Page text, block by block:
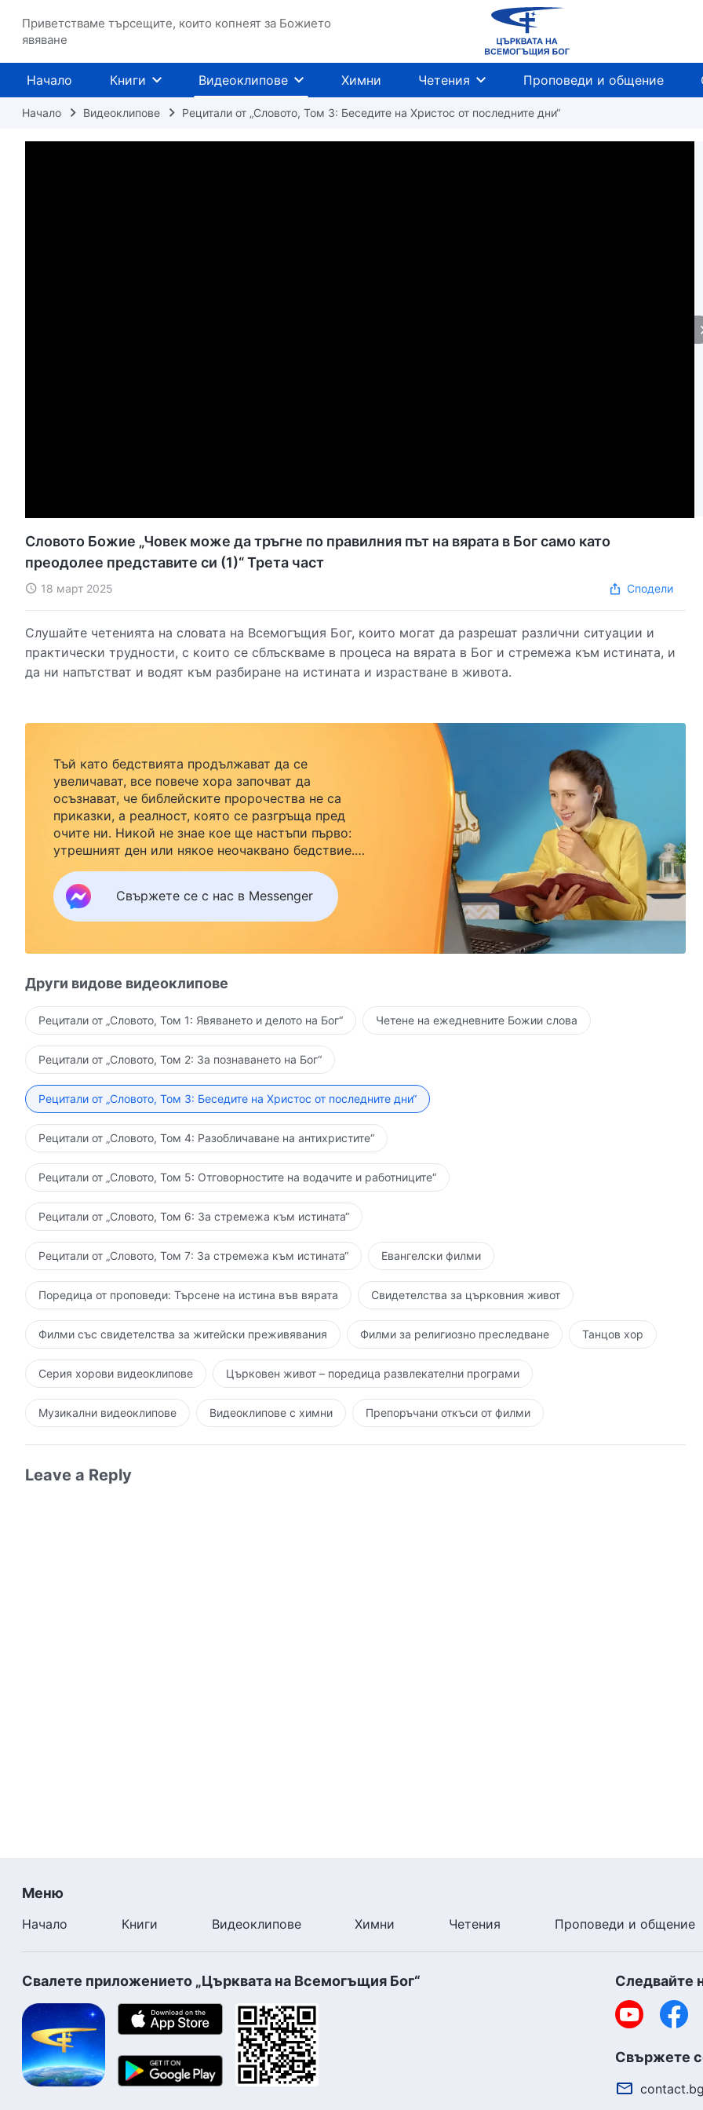
Приветстваме търсещите, които копнеят за Божието
явяване
Начало Книги Видеоклипове Химни Четения Проповеди и общение
Начало Видеоклипове Рецитали от „Словото, Том 3: Беседите на Христос от последните дни“
Словото Божие „Човек може да тръгне по правилния път на вярата в Бог само като
преодолее представите си (1)“ Трета част
18 март 2025 Сподели
Слушайте четенията на словата на Всемогъщия Бог, които могат да разрешат различни ситуации и
практически трудности, с които се сблъскваме в процеса на вярата в Бог и стремежа към истината, и
да ни напътстват и водят към разбиране на истината и израстване в живота.
Тъй като бедствията продължават да се
увеличават, все повече хора започват да
осъзнават, че библейските пророчества не са
приказки, а реалност, която се разгръща пред
очите ни. Никой не знае кое ще настъпи първо:
утрешният ден или някое неочаквано бедствие.
Господ със семейството си и да намерите
безопасност под Божията закрила, кликнете
върху Messenger, за да се присъедините към
Свържете се с нас в Messenger
Други видове видеоклипове
Рецитали от „Словото, Том 1: Явяването и делото на Бог“ Четене на ежедневните Божии слова
Рецитали от „Словото, Том 2: За познаването на Бог“
Рецитали от „Словото, Том 3: Беседите на Христос от последните дни“
Рецитали от „Словото, Том 4: Разобличаване на антихристите“
Рецитали от „Словото, Том 5: Отговорностите на водачите и работниците“
Рецитали от „Словото, Том 6: За стремежа към истината“
Рецитали от „Словото, Том 7: За стремежа към истината“ Евангелски филми
Поредица от проповеди: Търсене на истина във вярата Свидетелства за църковния живот
Филми със свидетелства за житейски преживявания Филми за религиозно преследване Танцов хор
Серия хорови видеоклипове Църковен живот – поредица развлекателни програми
Музикални видеоклипове Видеоклипове с химни Препоръчани откъси от филми
Leave a Reply
Меню
Начало Книги Видеоклипове Химни Четения Проповеди и общение
Свалете приложението „Църквата на Всемогъщия Бог“ Следвайте
Свържете